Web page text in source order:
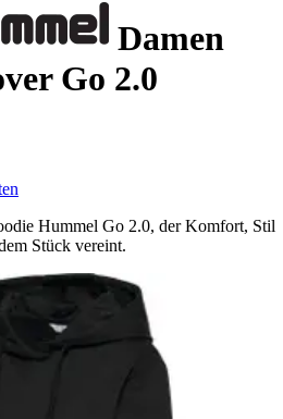
Damen
Go 2.0
Hummel Go 2.0, der Komfort, Stil
Stück vereint.